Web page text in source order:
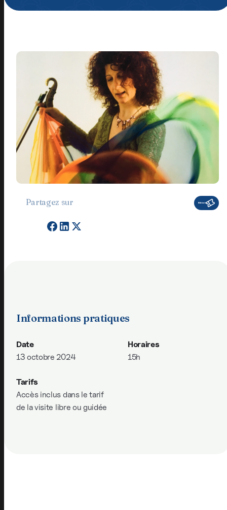
En appuyant sur le bouton de validation, vous
politique de confidentialité
Partagez sur Billetterie
Informations pratiques
Date
13 octobre 2024
Horaires
15h
Tarifs
Accès inclus dans le tarif
de la visite libre ou guidée